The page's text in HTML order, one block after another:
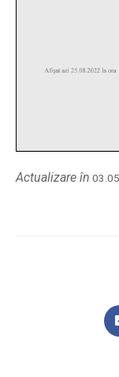
Actualizare în